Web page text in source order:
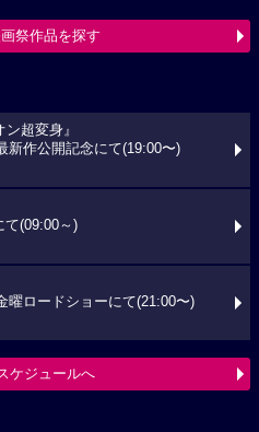
祭作品を探す
ン超変身』
新作公開記念にて(19:00〜)
て(09:00～)
曜ロードショーにて(21:00〜)
ケジュールへ